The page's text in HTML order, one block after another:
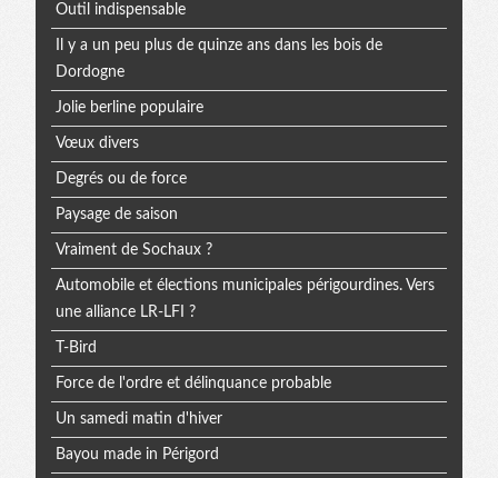
Outil indispensable
Il y a un peu plus de quinze ans dans les bois de
Dordogne
Jolie berline populaire
Vœux divers
Degrés ou de force
Paysage de saison
Vraiment de Sochaux ?
Automobile et élections municipales périgourdines. Vers
une alliance LR-LFI ?
T-Bird
Force de l'ordre et délinquance probable
Un samedi matin d'hiver
Bayou made in Périgord